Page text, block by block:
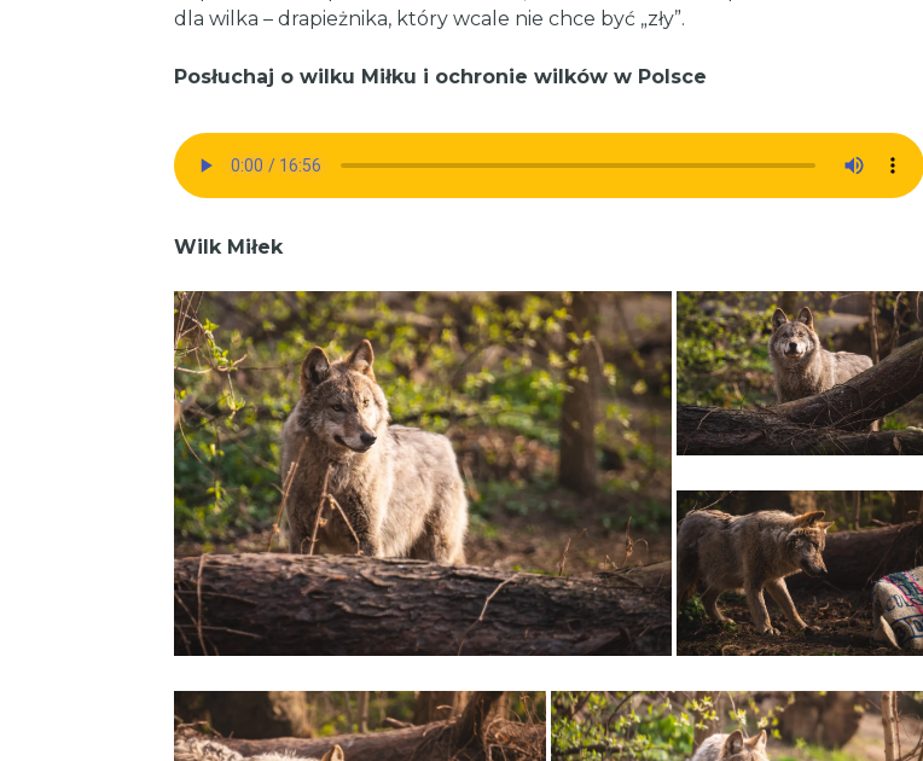
dla wilka – drapieżnika, który wcale nie chce być „zły”.
Posłuchaj o wilku Miłku i ochronie wilków w Polsce
Wilk Miłek